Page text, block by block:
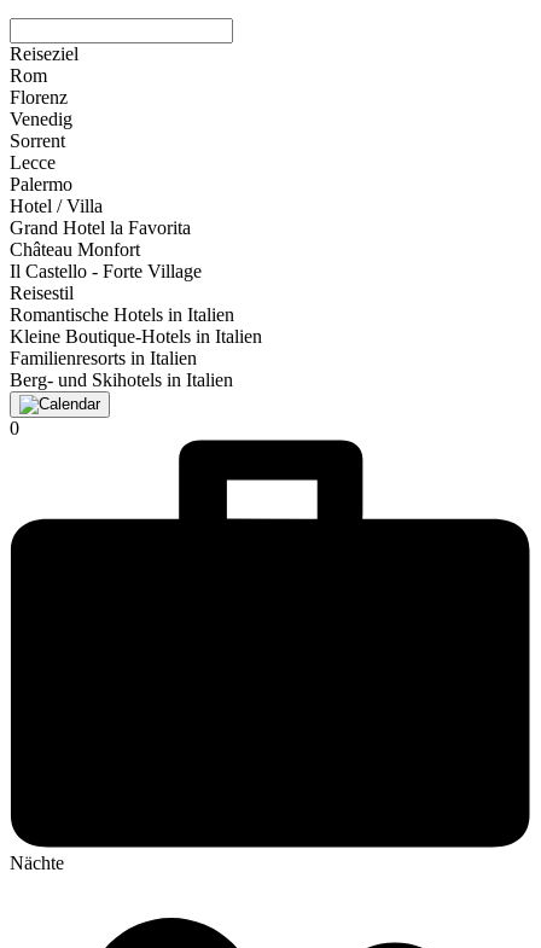
Reiseziel
Rom
Florenz
Venedig
Sorrent
Lecce
Palermo
Hotel / Villa
Grand Hotel la Favorita
Château Monfort
Il Castello - Forte Village
Reisestil
Romantische Hotels in Italien
Kleine Boutique-Hotels in Italien
Familienresorts in Italien
Berg- und Skihotels in Italien
0
Nächte